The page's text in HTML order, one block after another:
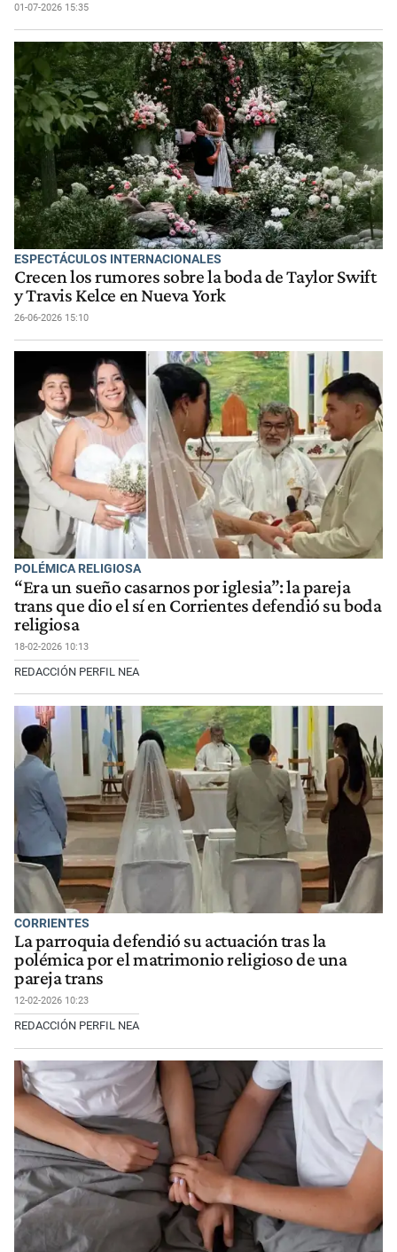
01-07-2026 15:35
ESPECTÁCULOS INTERNACIONALES
Crecen los rumores sobre la boda de Taylor Swift
y Travis Kelce en Nueva York
26-06-2026 15:10
POLÉMICA RELIGIOSA
“Era un sueño casarnos por iglesia”: la pareja
trans que dio el sí en Corrientes defendió su boda
religiosa
18-02-2026 10:13
REDACCIÓN PERFIL NEA
CORRIENTES
La parroquia defendió su actuación tras la
polémica por el matrimonio religioso de una
pareja trans
12-02-2026 10:23
REDACCIÓN PERFIL NEA